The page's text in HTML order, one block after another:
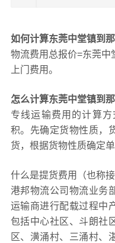
如何计算东莞中堂镇到
物流费用总报价=东莞中
上门费用。
怎么计算东莞中堂镇到
专线运输费用的计算
积。先确定货物性质，
货，根据货物性质确定单
什么是提货费用（也称
港邦物流公司物流业务
运输商进行配载过程中
包括中心社区、斗朗社
区、潢涌村、三涌村、